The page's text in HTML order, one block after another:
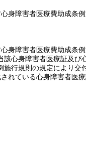
身障害者医療費助成条
身障害者医療費助成条例
心身障害者医療証及
行規則の規定により交
れている心身障害者医